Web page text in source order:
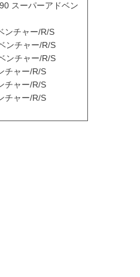
スーパーアドベン
ンチャー/R/S
ンチャー/R/S
ンチャー/R/S
チャー/R/S
チャー/R/S
チャー/R/S